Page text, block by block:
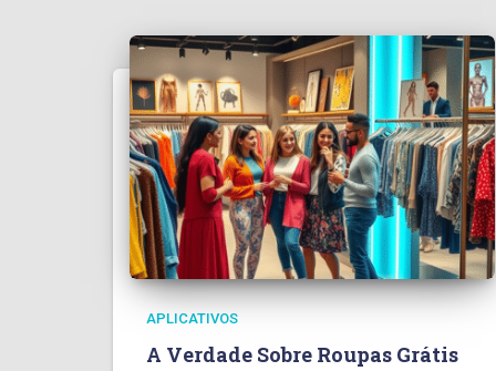
APLICATIVOS
A Verdade Sobre Roupas Grátis